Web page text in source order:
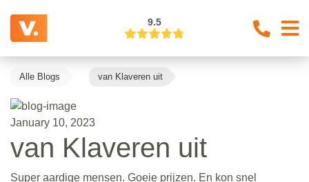
9.5
Alle Blogs van Klaveren uit
January 10, 2023
van Klaveren uit
Super aardige mensen. Goeie prijzen. En kon snel